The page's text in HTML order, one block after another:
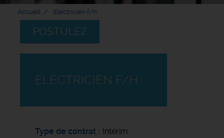
Accueil Electricien f/h
POSTULEZ
ELECTRICIEN F/H
Type de contrat
Intérim